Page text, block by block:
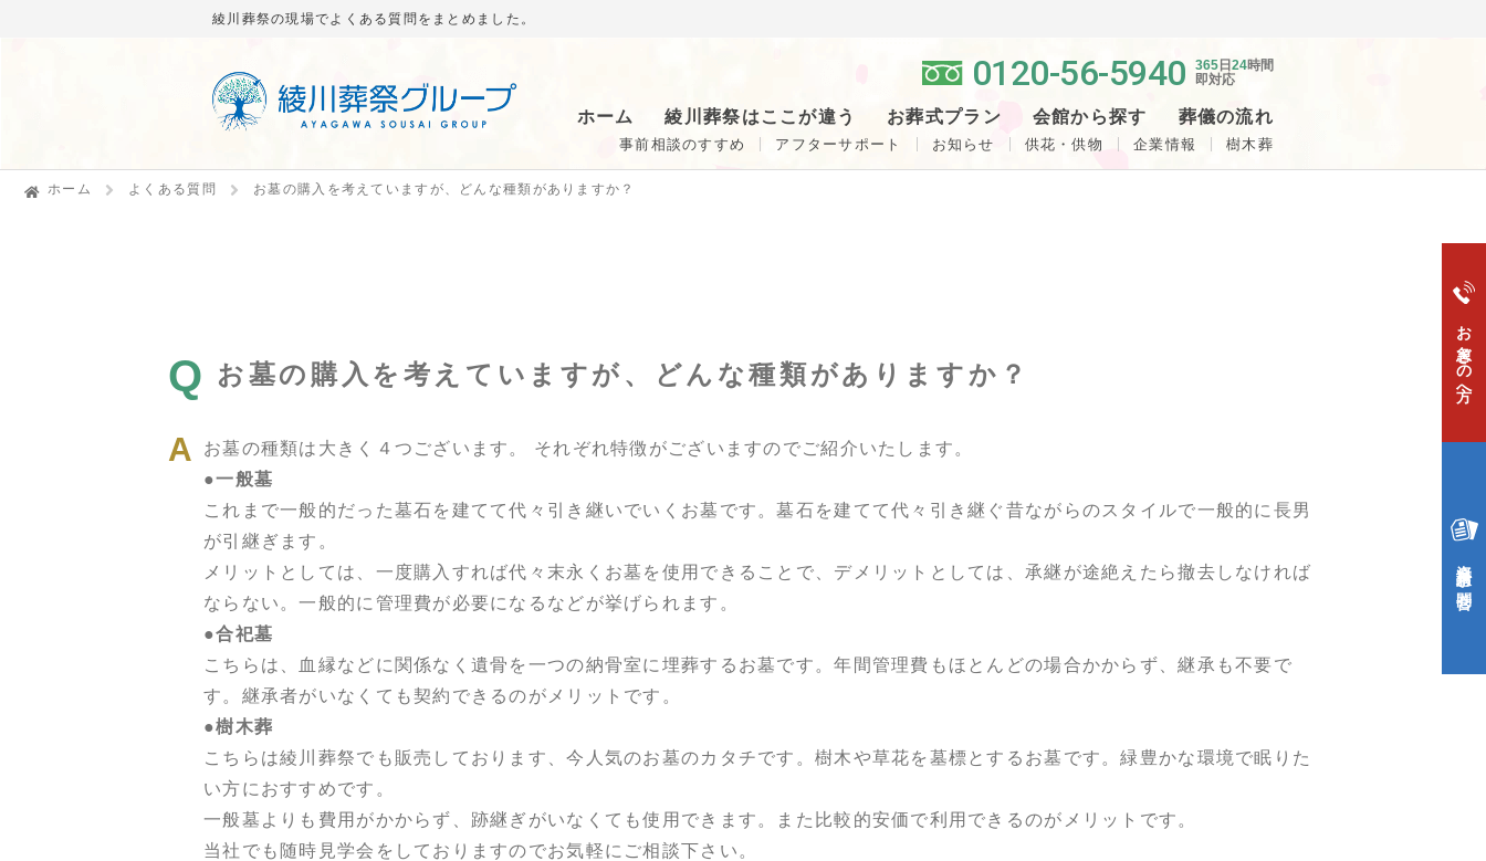
綾川葬祭の現場でよくある質問をまとめました。
0120-56-5940 365 日 24時間
即対応
ホーム 綾川葬祭はここが違う お葬式プラン 会館から探す 葬儀の流れ
事前相談のすすめ アフターサポート お知らせ 供花・供物 企業情報 樹木葬
お急ぎの方へ
資料請求・お問合せ
ホーム よくある質問 お墓の購入を考えていますが、どんな種類がありますか？
Q お墓の購入を考えていますが、どんな種類がありますか？
お墓の種類は大きく４つございます。 それぞれ特徴がございますのでご紹介いたします。
●一般墓
これまで一般的だった墓石を建てて代々引き継いでいくお墓です。墓石を建てて代々引き継ぐ昔ながらのスタイルで一般的に長男
が引継ぎます。
メリットとしては、一度購入すれば代々末永くお墓を使用できることで、デメリットとしては、承継が途絶えたら撤去しなければ
ならない。一般的に管理費が必要になるなどが挙げられます。
●合祀墓
こちらは、血縁などに関係なく遺骨を一つの納骨室に埋葬するお墓です。年間管理費もほとんどの場合かからず、継承も不要で
す。継承者がいなくても契約できるのがメリットです。
●樹木葬
こちらは綾川葬祭でも販売しております、今人気のお墓のカタチです。樹木や草花を墓標とするお墓です。緑豊かな環境で眠りた
い方におすすめです。
一般墓よりも費用がかからず、跡継ぎがいなくても使用できます。また比較的安価で利用できるのがメリットです。
当社でも随時見学会をしておりますのでお気軽にご相談下さい。